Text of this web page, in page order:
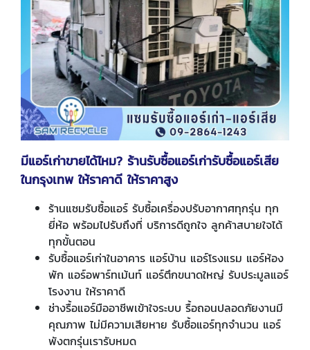
มีแอร์เก่าขายได้ไหม? ร้านรับซื้อแอร์เก่ารับซื้อแอร์เสีย
ในกรุงเทพ ให้ราคาดี ให้ราคาสูง
ร้านแซมรับซื้อแอร์ รับซื้อเครื่องปรับอากาศทุกรุ่น ทุก
ยี่ห้อ พร้อมไปรับถึงที่ บริการดีถูกใจ ลูกค้าสบายใจได้
ทุกขั้นตอน
รับซื้อแอร์เก่าในอาคาร แอร์บ้าน แอร์โรงแรม แอร์ห้อง
พัก แอร์อพาร์ทเม้นท์ แอร์ตึกขนาดใหญ่ รับประมูลแอร์
โรงงาน ให้ราคาดี
ช่างรื้อแอร์มืออาชีพเข้าใจระบบ รื้อถอนปลอดภัยงานมี
คุณภาพ ไม่มีความเสียหาย รับซื้อแอร์ทุกจำนวน แอร์
พังตกรุ่นเรารับหมด